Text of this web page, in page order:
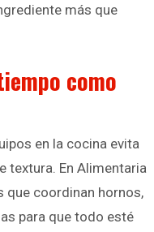
más que
como
en la cocina evita
textura. En Alimentaria
que coordinan hornos,
para que todo esté